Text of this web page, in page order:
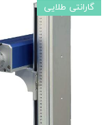
گارانتی طلایی